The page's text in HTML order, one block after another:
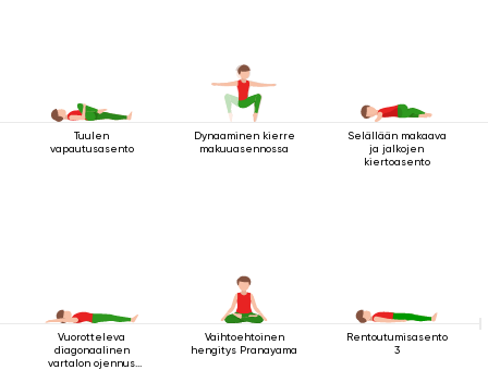
Tuulen
vapautusasento
Dynaaminen kierre
makuuasennossa
Selällään makaava
ja jalkojen
kiertoasento
Vuorotteleva
diagonaalinen
vartalon ojennus
Vaihtoehtoinen
hengitys Pranayama
Rentoutumisasento
3